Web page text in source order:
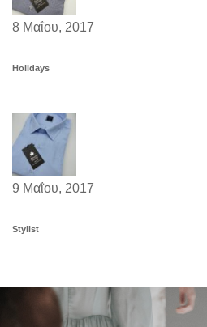
8 Μαΐου, 2017
Holidays
9 Μαΐου, 2017
Stylist